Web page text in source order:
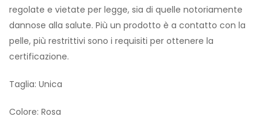
regolate e vietate per legge, sia di quelle notoriamente
dannose alla salute. Più un prodotto è a contatto con la
pelle, più restrittivi sono i requisiti per ottenere la
certificazione.
Taglia: Unica
Colore: Rosa